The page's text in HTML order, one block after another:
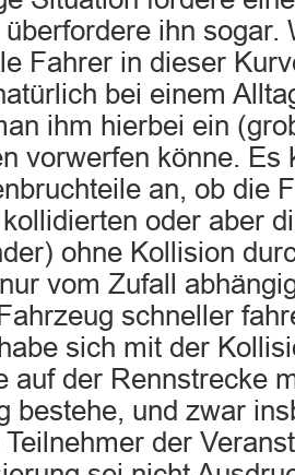
überfordere ihn sogar.
Fahrer in dieser
bei einem
ihm hierbei ein
vorwerfen könne. Es
an, ob die
oder aber
ohne Kollision
vom Zufall
schneller
sich mit der
auf der Rennstrecke
bestehe, und zwar
der